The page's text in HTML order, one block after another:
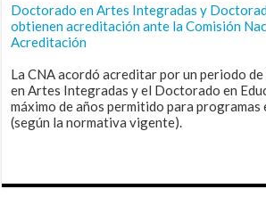
Doctorado en Artes Integradas y
obtienen acreditación ante la Comisión
Acreditación
La CNA acordó acreditar por un periodo
en Artes Integradas y el Doctorado en
máximo de años permitido para programas
(según la normativa vigente).